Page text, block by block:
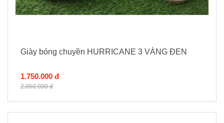
Giày bóng chuyền HURRICANE 3 VÀNG ĐEN
1.750.000 đ
2.050.000 đ